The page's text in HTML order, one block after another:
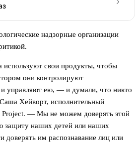
надзорные организации
используют свои продукты, чтобы
они контролируют
и управляют ею, — и думали, что никто
Хейворт, исполнительный
Project. — Мы не можем доверять этой
защиту наших детей или наших
доверять им распознавание лиц или